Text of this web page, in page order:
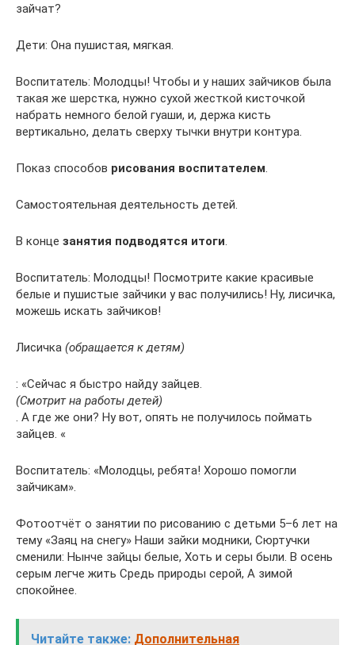
зайчат?
Дети: Она пушистая, мягкая.
Воспитатель: Молодцы! Чтобы и у наших зайчиков была
такая же шерстка, нужно сухой жесткой кисточкой
набрать немного белой гуаши, и, держа кисть
вертикально, делать сверху тычки внутри контура.
Показ способов рисования воспитателем
Самостоятельная деятельность детей.
В конце занятия подводятся итоги
Воспитатель: Молодцы! Посмотрите какие красивые
белые и пушистые зайчики у вас получились! Ну, лисичка,
можешь искать зайчиков!
Лисичка (обращается к детям)
: «Сейчас я быстро найду зайцев.
(Смотрит на работы детей)
. А где же они? Ну вот, опять не получилось поймать
зайцев. «
Воспитатель: «Молодцы, ребята! Хорошо помогли
зайчикам».
Фотоотчёт о занятии по рисованию с детьми 5–6 лет на
тему «Заяц на снегу» Наши зайки модники, Сюртучки
сменили: Нынче зайцы белые, Хоть и серы были. В осень
серым легче жить Средь природы серой, А зимой
спокойнее.
Читайте также: Дополнительная